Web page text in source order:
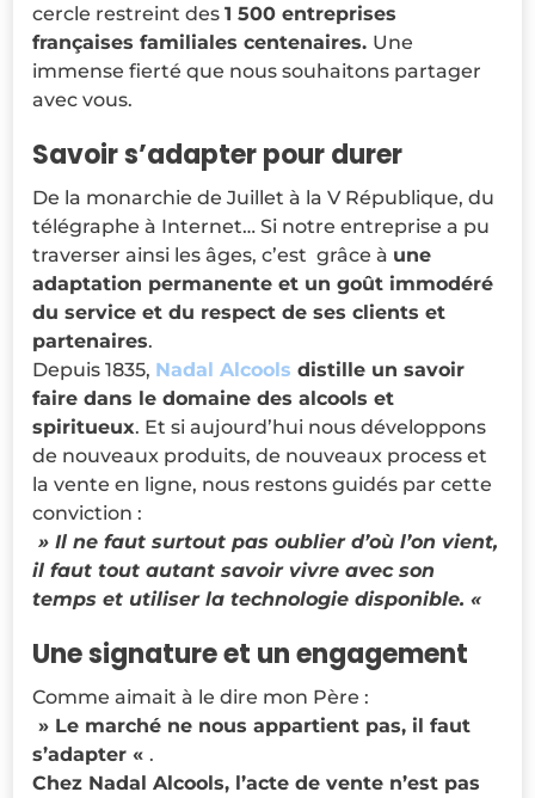
cercle restreint des1 500 entreprises
françaises familiales centenaires. Une
immense fierté que nous souhaitons partager
avec vous.
Savoir s’adapter pour durer
De la monarchie de Juillet à la V République, du
télégraphe à Internet… Si notre entreprise a pu
traverser ainsi les âges, c’est grâce à une
adaptation permanente et un goût immodéré
du service et du respect de ses clients et
partenaires.
Depuis 1835, Nadal Alcools distille un savoir
faire dans le domaine des alcools et
spiritueux. Et si aujourd’hui nous développons
de nouveaux produits, de nouveaux process et
la vente en ligne, nous restons guidés par cette
conviction :
» Il ne faut surtout pas oublier d’où l’on vient,
il faut tout autantsavoir vivre avec son
temps et utiliser la technologie disponible. «
Une signature et un engagement
Comme aimait à le dire mon Père :
» Le marché ne nous appartient pas, il faut
s’adapter «.
Chez Nadal Alcools, l’acte de vente n’est pas